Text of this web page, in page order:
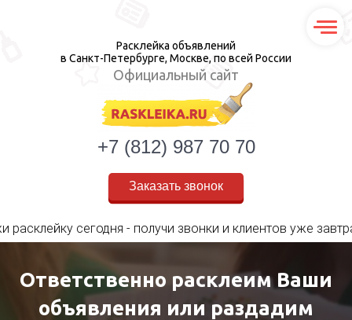
Расклейка объявлений
в Санкт-Петербурге, Москве, по всей России
Официальный сайт
+7 (812) 987 70 70
Заказать звонок
- получи звонки и клиентов уже завтра!
Ответственно расклеим Ваши
объявления или раздадим
Ответственно расклеим Ваши
объявления или раздадим